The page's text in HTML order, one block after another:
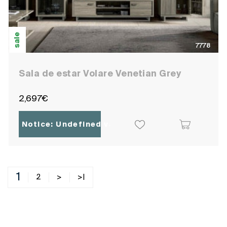
sale 7778
Sala de estar Volare Venetian Grey
2,697€
Notice: Undefined variable:
1 2 > >|